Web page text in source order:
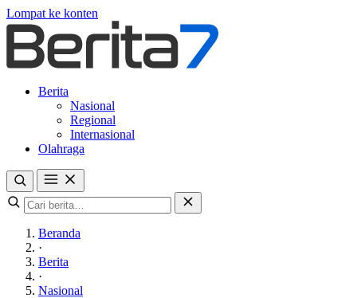
Lompat ke konten
Berita
Nasional
Regional
Internasional
Olahraga
Beranda
·
Berita
·
Nasional